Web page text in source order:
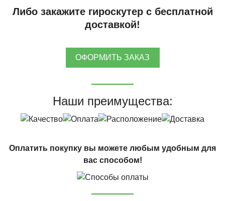
Либо закажите гироскутер с бесплатной
доставкой!
ОФОРМИТЬ ЗАКАЗ
Наши преимущества:
Оплатить покупку вы можете любым удобным для
вас способом!